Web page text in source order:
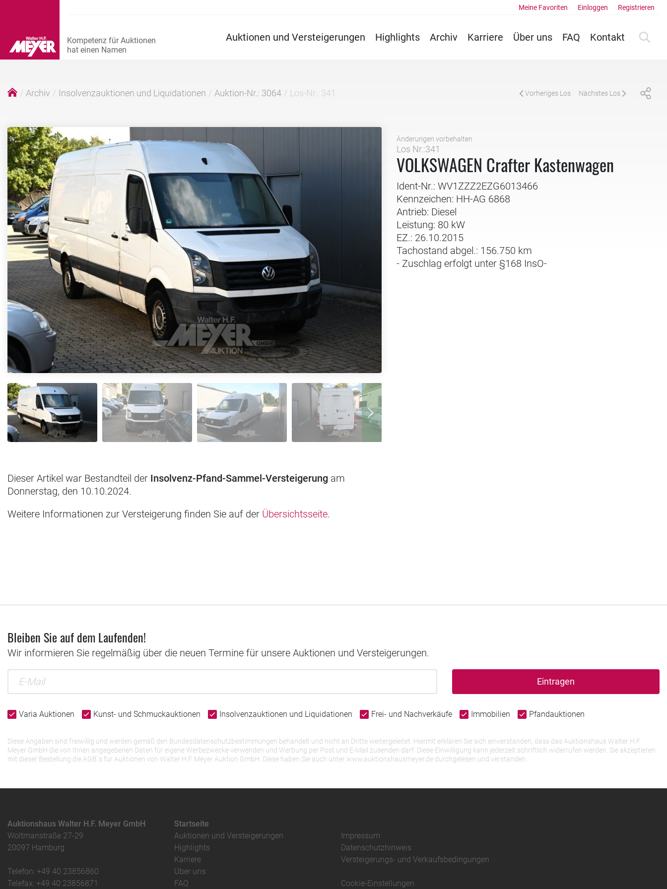
Auktionen und Versteigerungen Highlights Archiv Karriere Über uns FAQ Kontakt
Meine Favoriten Einloggen Registrieren
Archiv Insolvenzauktionen und Liquidationen Auktion-Nr.: 3064 Los-Nr.: 341 Vorheriges Los Nächstes Los
Änderungen vorbehalten
Los Nr.:341
VOLKSWAGEN Crafter Kastenwagen
Ident-Nr.: WV1ZZZ2EZG6013466
Kennzeichen: HH-AG 6868
Antrieb: Diesel
Leistung: 80 kW
EZ.: 26.10.2015
Tachostand abgel.: 156.750 km
- Zuschlag erfolgt unter §168 InsO-
Dieser Artikel war Bestandteil der Insolvenz-Pfand-Sammel-Versteigerung am
Donnerstag, den 10.10.2024.
Weitere Informationen zur Versteigerung finden Sie auf der Übersichtsseite.
Bleiben Sie auf dem Laufenden!
Wir informieren Sie regelmäßig über die neuen Termine für unsere Auktionen und Versteigerungen.
Eintragen
Varia Auktionen Kunst- und Schmuckauktionen Insolvenzauktionen und Liquidationen Frei- und Nachverkäufe Immobilien Pfandauktionen
Diese Angaben sind freiwillig und werden gemäß den Bundesdatenschutzbestimmungen behandelt und nicht an Dritte weitergeleitet. Hiermit erklären Sie sich einverstanden, dass das Auktionshaus Walter H.F.
Meyer GmbH die von Ihnen angegebenen Daten für eigene Werbezwecke verwenden und Werbung per Post und E-Mail zusenden darf. Diese Einwilligung kann jederzeit schriftlich widerrufen werden. Sie akzeptieren
mit dieser Bestellung die AGB`s für Auktionen von Walter H.F. Meyer Auktion GmbH. Diese haben Sie auch unter www.auktionshausmeyer.de durchgelesen und verstanden.
Auktionshaus Walter H.F. Meyer GmbH
Woltmanstraße 27-29
20097 Hamburg
Telefon: +49 40 23856860
Telefax: +49 40 23856871
Startseite
Auktionen und Versteigerungen
Highlights
Karriere
Über uns
FAQ
Impressum
Datenschutzhinweis
Versteigerungs- und Verkaufsbedingungen
Cookie-Einstellungen